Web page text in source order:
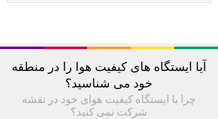
آیا ایستگاه های کیفیت هوا را در منطقه
خود می شناسید؟
چرا با ایستگاه کیفیت هوای خود در نقشه
شرکت نمی کنید؟